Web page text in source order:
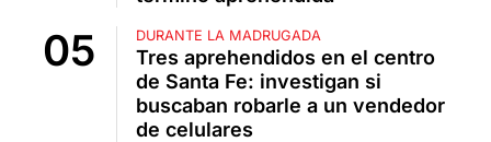
DURANTE LA MADRUGADA
Tres aprehendidos en el centro
de Santa Fe: investigan si
buscaban robarle a un vendedor
de celulares